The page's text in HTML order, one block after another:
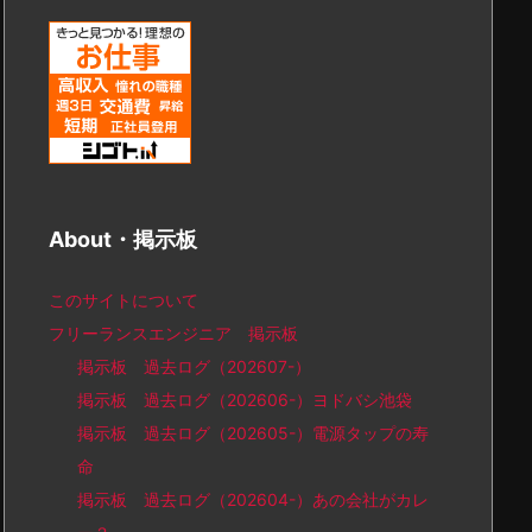
About・掲示板
このサイトについて
フリーランスエンジニア 掲示板
掲示板 過去ログ（202607-）
掲示板 過去ログ（202606-）ヨドバシ池袋
掲示板 過去ログ（202605-）電源タップの寿
命
掲示板 過去ログ（202604-）あの会社がカレ